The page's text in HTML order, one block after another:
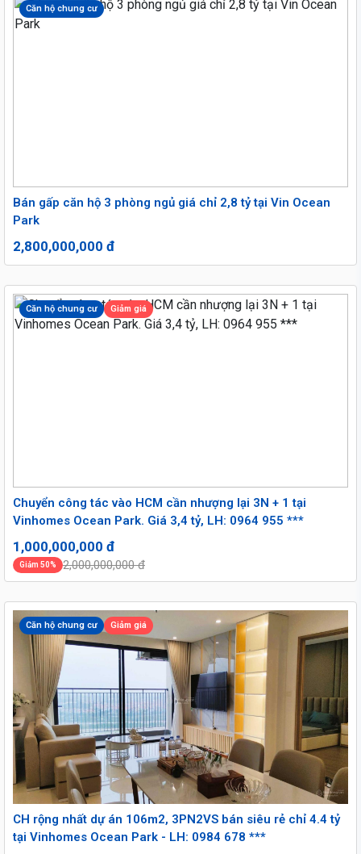
Căn hộ chung cư
Bán gấp căn hộ 3 phòng ngủ giá chỉ 2,8 tỷ tại Vin Ocean
Park
2,800,000,000 đ
Căn hộ chung cư Giảm giá
Chuyển công tác vào HCM cần nhượng lại 3N + 1 tại
Vinhomes Ocean Park. Giá 3,4 tỷ, LH: 0964 955 ***
1,000,000,000 đ
Giảm 50% 2,000,000,000 đ
Căn hộ chung cư Giảm giá
CH rộng nhất dự án 106m2, 3PN2VS bán siêu rẻ chỉ 4.4 tỷ
tại Vinhomes Ocean Park - LH: 0984 678 ***